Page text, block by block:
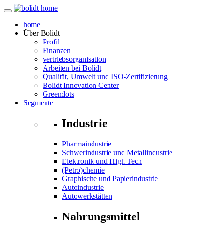
home
ÜberBolidt
Profil
Finanzen
vertriebsorganisation
Arbeiten bei Bolidt
Qualität, Umwelt und ISO-Zertifizierung
Bolidt Innovation Center
Greendots
Segmente
Industrie
Pharmaindustrie
Schwerindustrie und Metallindustrie
Elektronik und High Tech
(Petro)chemie
Graphische und Papierindustrie
Autoindustrie
Autowerkstätten
Nahrungsmittel